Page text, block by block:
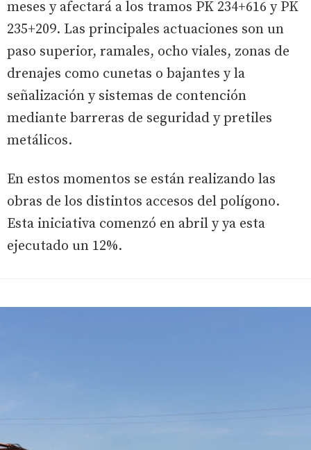
meses y afectará a los tramos PK 234+616 y PK
235+209. Las principales actuaciones son un
paso superior, ramales, ocho viales, zonas de
drenajes como cunetas o bajantes y la
señalización y sistemas de contención
mediante barreras de seguridad y pretiles
metálicos.
En estos momentos se están realizando las
obras de los distintos accesos del polígono.
Esta iniciativa comenzó en abril y ya esta
ejecutado un 12%.